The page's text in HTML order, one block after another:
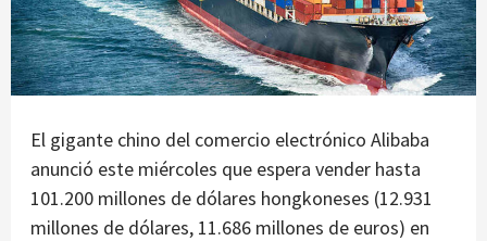
El gigante chino del comercio electrónico Alibaba
anunció este miércoles que espera vender hasta
101.200 millones de dólares hongkoneses (12.931
millones de dólares, 11.686 millones de euros) en